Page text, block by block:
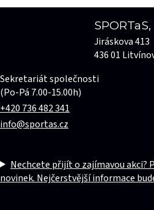
SPORTaS,
Jiráskova 413
436 01
Sekretariát společnosti
(Po-Pá 7.00-15.00h)
+420 736 482 341
info@sportas.cz
Nechcete přijít o zajímavou akci?
novinek. Nejčerstvější informace